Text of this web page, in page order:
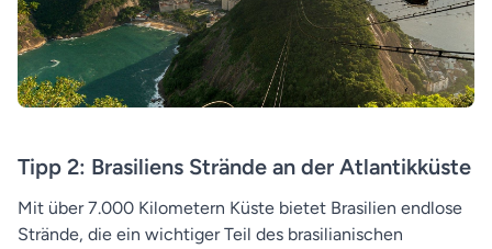
Tipp 2: Brasiliens Strände an der Atlantikküste
Mit über 7.000 Kilometern Küste bietet Brasilien endlose
Strände, die ein wichtiger Teil des brasilianischen